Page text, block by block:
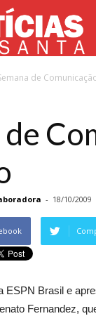
de
de
- 18/10/2009
ESPN Brasil e
Fernandez,